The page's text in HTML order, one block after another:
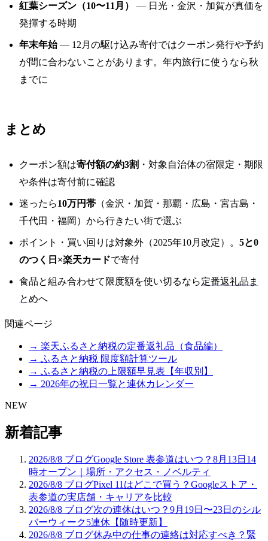
紅葉シーズン（10〜11月）
— 日光・金沢・加賀が真価を
発揮する時期
年末年始— 12月の駆け込み寄付ではクーポン発行や予約
が間に合わないことがあります。年内旅行に使うなら秋
までに
まとめ
クーポン額は寄付額の約3割 ・対象自治体の宿限定・期限
や条件は寄付前に確認
迷ったら10万円帯 （金沢・加賀・那覇・広島・宮古島・
千代田・福岡）から行きたい街で選ぶ
ポイント・買い回りは対象外（2025年10月改定）。 5と0
のつく日×楽天カードで寄付
食品と組み合わせて限度額を使い切るなら定番返礼品ま
とめへ
関連ページ
→ 楽天ふるさと納税の定番返礼品（食品編）
→ ふるさと納税 限度額計算ツール
→ ふるさと納税の上限額早見表【年収別】
→ 2026年の祝日一覧と連休カレンダー
NEW
新着記事
2026/8/8 ブログGoogle Store 表参道はいつ？8月13日14
時オープン｜場所・アクセス・ノベルティ
2026/8/8 ブログPixel 11はどこで買う？Googleストア・
表参道の実店舗・キャリアを比較
2026/8/8 ブログ次の連休はいつ？9月19日〜23日のシル
バーウィーク5連休【随時更新】
2026/8/8 ブログ休み中の仕事の連絡は対応すべき？緊